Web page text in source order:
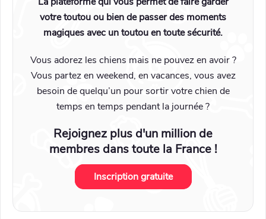
votre toutou ou bien de passer des moments
magiques avec un toutou en toute sécurité.
Vous adorez les chiens mais ne pouvez en avoir ?
Vous partez en weekend, en vacances, vous avez
besoin de quelqu’un pour sortir votre chien de
temps en temps pendant la journée ?
Rejoignez plus d'un million de
membres dans toute la France !
Inscription gratuite